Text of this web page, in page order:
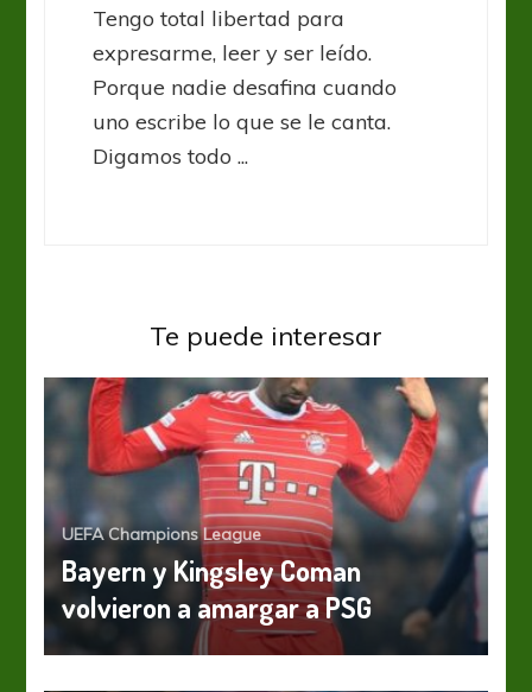
Tengo total libertad para
expresarme, leer y ser leído.
Porque nadie desafina cuando
uno escribe lo que se le canta.
Digamos todo ...
Te puede interesar
UEFA Champions League
Bayern y Kingsley Coman
volvieron a amargar a PSG